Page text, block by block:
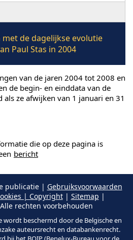
de dagelijkse evolutie
Paul Stas in 2004
van de jaren 2004 tot 2008 en
de begin- en einddata van de
ze afwijken van 1 januari en 31
die op deze pagina is
bericht
publicatie | Gebruiksvoorwaarden
| Copyright| Sitemap |
rechten voorbehouden
wordt beschermd door de Belgische en
auteursrecht en databankenrecht.